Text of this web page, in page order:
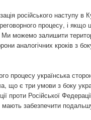
російського наступу в
процесу, і
можемо залишити
аналогічних кроків з
процесу українська
що є три умови з боку
проти Російської
мають забезпечити